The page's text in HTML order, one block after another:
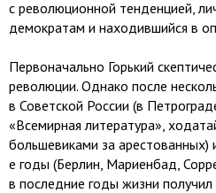
с революционной тенденцией,
демократам и находившийся в
Первоначально Горький
революции. Однако после
в Советской России (в
«Всемирная литература»,
большевиками за
е годы (Берлин, Мариенбад,
в последние годы жизни